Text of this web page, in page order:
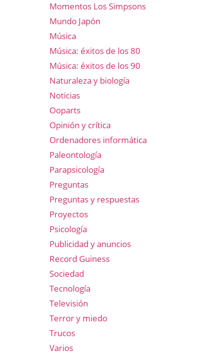
Momentos Los Simpsons
Mundo Japón
Música
Música: éxitos de los 80
Música: éxitos de los 90
Naturaleza y biología
Noticias
Ooparts
Opinión y crítica
Ordenadores informática
Paleontología
Parapsicología
Preguntas
Preguntas y respuestas
Proyectos
Psicología
Publicidad y anuncios
Record Guiness
Sociedad
Tecnología
Televisión
Terror y miedo
Trucos
Varios